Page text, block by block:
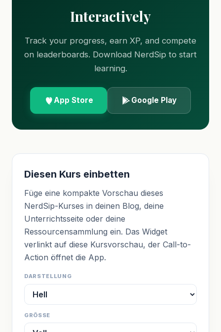
Interactively
Track your progress, earn XP, and compete
on leaderboards. Download NerdSip to start
learning.
App Store Google Play
Diesen Kurs einbetten
Füge eine kompakte Vorschau dieses
NerdSip-Kurses in deinen Blog, deine
Unterrichtsseite oder deine
Ressourcensammlung ein. Das Widget
verlinkt auf diese Kursvorschau, der Call-to-
Action öffnet die App.
DARSTELLUNG
GRÖSSE